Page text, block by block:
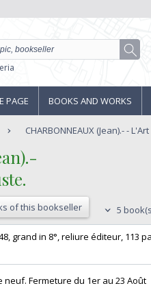
PAGE BOOKS AND WORKS
CHARBONNEAUX (Jean).- -
of this bookseller 5
grand in 8°, reliure éditeur, 113
Fermeture du 1er au 23 Août‎